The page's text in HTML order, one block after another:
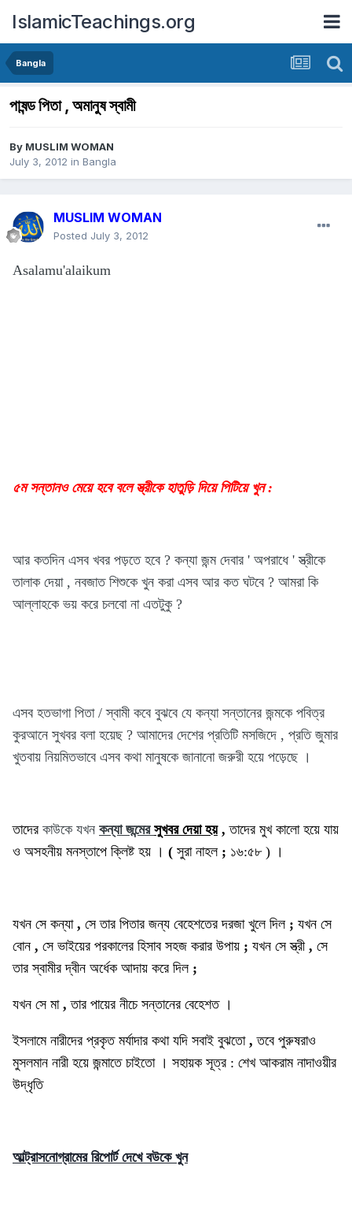
IslamicTeachings.org
Bangla
পাষন্ড পিতা , অমানুষ স্বামী
By MUSLIM WOMAN
July 3, 2012 in Bangla
MUSLIM WOMAN
Posted July 3, 2012
Asalamu'alaikum
৫ম সন্তানও মেয়ে হবে বলে স্ত্রীকে হাতুড়ি দিয়ে পিটিয়ে খুন :
আর কতদিন এসব খবর পড়তে হবে ? কন্যা জন্ম দেবার ' অপরাধে ' স্ত্রীকে
তালাক দেয়া , নবজাত শিশুকে খুন করা এসব আর কত ঘটবে ? আমরা কি
আল্লাহকে ভয় করে চলবো না এতটুকু ?
এসব হতভাগা পিতা / স্বামী কবে বুঝবে যে কন্যা সন্তানের জন্মকে পবিত্র
কুরআনে সুখবর বলা হয়েছ ? আমাদের দেশের প্রতিটি মসজিদে , প্রতি জুমার
খুতবায় নিয়মিতভাবে এসব কথা মানুষকে জানানো জরুরী হয়ে পড়েছে ।
তাদের কাউকে যখন কন্যা জন্মের সুখবর দেয়া হয় ,তাদের মুখ কালো হয়ে যায়
ও অসহনীয় মনস্তাপে ক্লিষ্ট হয় । ( সুরা নাহল ; ‌১৬:৫৮ ) ।
যখন সে কন্যা , সে তার পিতার জন্য বেহেশতের দরজা খুলে দিল ; যখন সে
বোন , সে ভাইয়ের পরকালের হিসাব সহজ করার উপায় ; যখন সে স্ত্রী , সে
তার স্বামীর দ্বীন অর্ধেক আদায় করে দিল;
যখন সে মা , তার পায়ের নীচে সন্তানের বেহেশত ।
ইসলামে নারীদের প্রকৃত মর্যাদার কথা যদি সবাই বুঝতো ,তবে পুরুষরাও
মুসলমান নারী হয়ে জন্মাতে চাইতো । সহায়ক সূত্র : শেখ আকরাম নাদাওয়ীর
উদ্ধৃতি
আল্ট্রাসনোগ্রামের রিপোর্ট দেখে বউকে খুন